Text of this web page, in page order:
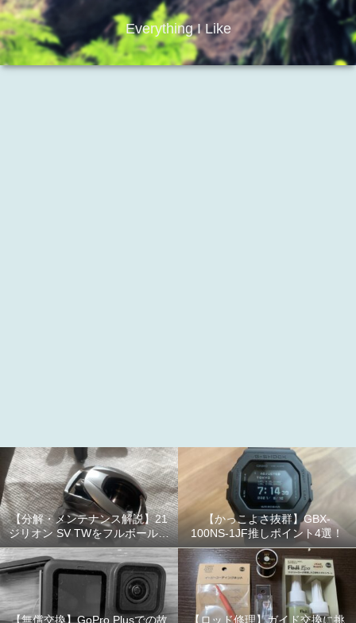
Everything I Like
【分解・メンテナンス解説】21
ジリオン SV TWをフルボールベ
アリング化！
【かっこよさ抜群】GBX-
100NS-1JF推しポイント4選！
【無償交換】GoPro Plusでの故
【ロッド修理】ガイド交換に挑